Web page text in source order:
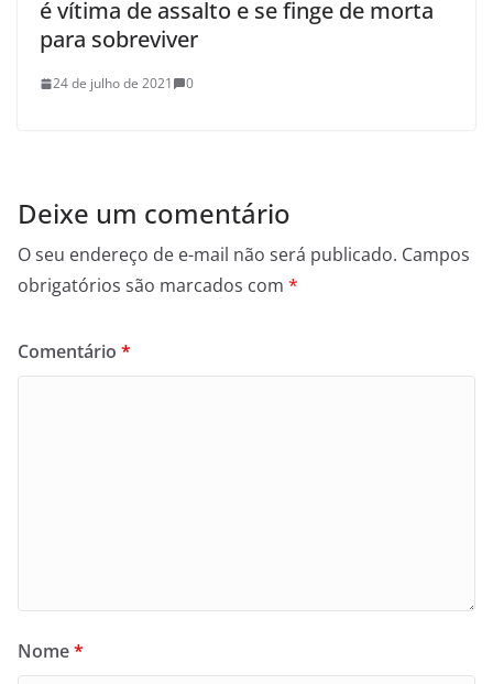
é vítima de assalto e se finge de morta
para sobreviver
24 de julho de 2021 0
Deixe um comentário
O seu endereço de e-mail não será publicado. Campos
obrigatórios são marcados com *
Comentário *
Nome*